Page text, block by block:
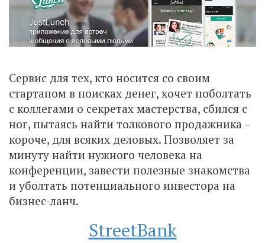
Сервис для тех, кто носится со своим
стартапом в поисках денег, хочет поболтать
с коллегами о секретах мастерства, сбился с
ног, пытаясь найти толкового продажника –
короче, для всяких деловых. Позволяет за
минуту найти нужного человека на
конференции, завести полезные знакомства
и уболтать потенциального инвестора на
бизнес-ланч.
StreetBank